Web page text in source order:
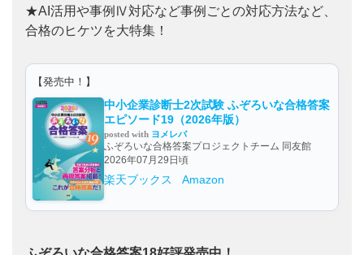
★AI活用や事例Ⅳ対応など事例ごとの対応方法など、
合格のヒケツを大特集！
【発売中！】
中小企業診断士2次試験 ふぞろいな合格答案
エピソード19（2026年版）
posted with ヨメレバ
ふぞろいな合格答案プロジェクトチーム 同友館
2026年07月29日頃
楽天ブックス Amazon